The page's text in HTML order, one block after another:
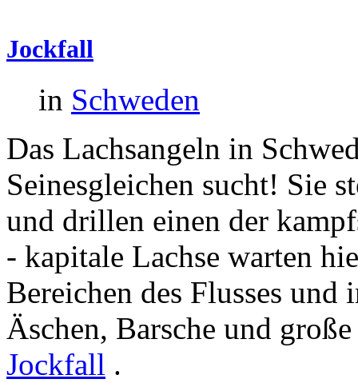
Jockfall
in Schweden
Das Lachsangeln in
Seinesgleichen sucht! Sie
und drillen einen der
- kapitale Lachse warten
Bereichen des Flusses und
Äschen, Barsche und
Jockfall .